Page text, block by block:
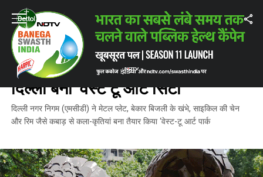
Home / ताज़ातरीन ख़बरें पर्यावरण G20 शिखर सम्मेलन से पहले दिल्ली बनी ‘वेस्‍ट टू
ताज़ातरीन ख़बरें
पर्यावरण G20 शिखर सम्मेलन से पहले
दिल्ली बनी ‘वेस्‍ट टू आर्ट सिटी’
दिल्ली नगर निगम (एमसीडी) ने मेटल प्लेट, बेकार बिजली के खंभे, साइकिल की चेन
और रिम जैसे कबाड़ से कला-कृतियां बना तैयार किया ‘वेस्ट-टू आर्ट पार्क